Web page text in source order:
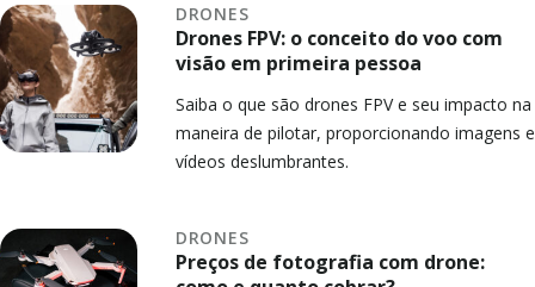
DRONES
Drones FPV: o conceito do voo com
visão em primeira pessoa
Saiba o que são drones FPV e seu impacto na
maneira de pilotar, proporcionando imagens e
vídeos deslumbrantes.
DRONES
Preços de fotografia com drone: